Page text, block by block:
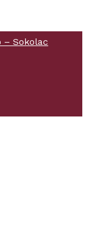
– Sokolac